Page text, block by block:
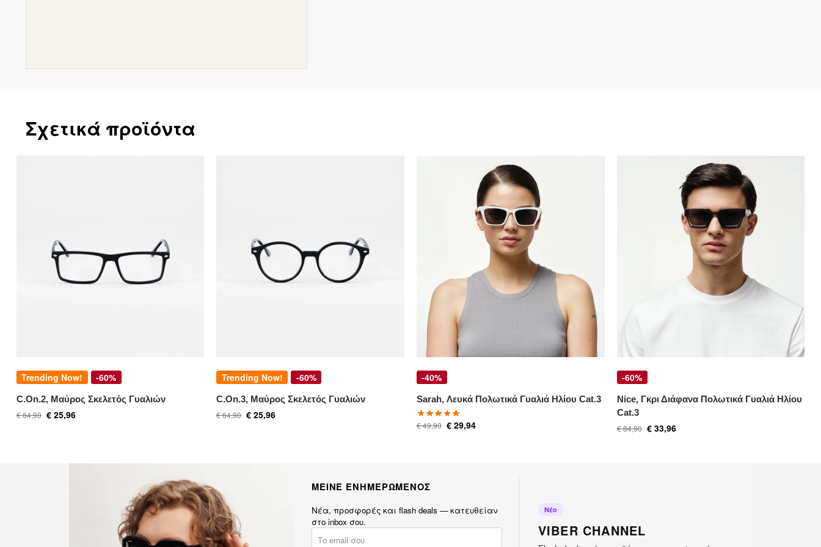
Σχετικά προϊόντα
Trending Now! -60%
C.On.2, Μαύρος Σκελετός Γυαλιών
€64,90 €25,96
Trending Now! -60%
C.On.3, Μαύρος Σκελετός Γυαλιών
€64,90 € 25,96
-40%
Sarah, Λευκά Πολωτικά Γυαλιά Ηλίου Cat.3
€49,90 € 29,94
-60%
Nice, Γκρι Διάφανα Πολωτικά Γυαλιά Ηλίου
Cat.3
€84,90 €33,96
ΜΕΙΝΕ ΕΝΗΜΕΡΩΜΕΝΟΣ
Νέα, προσφορές και flash deals — κατευθείαν
στο inbox σου.
Νέο
VIBER CHANNEL